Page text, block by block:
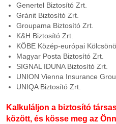
Genertel Biztosító Zrt.
Gránit Biztosító Zrt.
Groupama Biztosító Zrt.
K&H Biztosító Zrt.
KÖBE Közép-európai
Magyar Posta Biztosító Zrt.
SIGNAL IDUNA Biztosító Zrt.
UNION Vienna Insurance
UNIQA Biztosító Zrt.
Kalkuláljon a biztosító
között, és kösse meg az